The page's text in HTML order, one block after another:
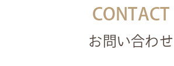
CONTACT
お問い合わせ